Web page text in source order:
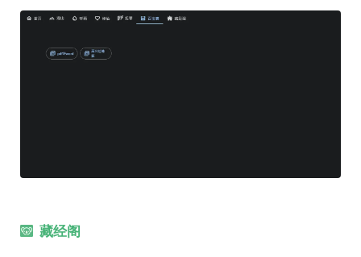
藏经阁